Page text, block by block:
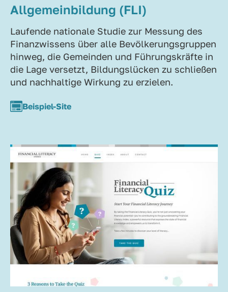
Allgemeinbildung (FLI)
Laufende nationale Studie zur Messung des
Finanzwissens über alle Bevölkerungsgruppen
hinweg, die Gemeinden und Führungskräfte in
die Lage versetzt, Bildungslücken zu schließen
und nachhaltige Wirkung zu erzielen.
Beispiel-Site